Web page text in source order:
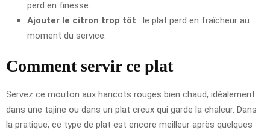
perd en finesse.
Ajouter le citron trop tôt : le plat perd en fraîcheur au
moment du service.
Comment servir ce plat
Servez ce mouton aux haricots rouges bien chaud, idéalement
dans une tajine ou dans un plat creux qui garde la chaleur. Dans
la pratique, ce type de plat est encore meilleur après quelques